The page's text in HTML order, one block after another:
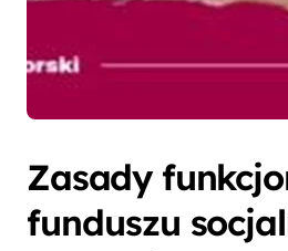
Zasady
funduszu